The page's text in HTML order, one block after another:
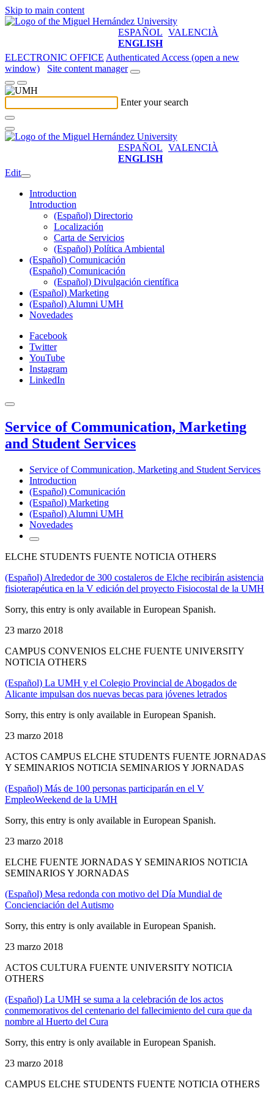
Skip to main content
ESPAÑOL VALENCIÀ
ENGLISH
ELECTRONIC OFFICE Authenticated Access (open a new
window)
Site content manager
Enter your search
ESPAÑOL VALENCIÀ
ENGLISH
Edit
Introduction
Introduction
(Español) Directorio
Localización
Carta de Servicios
(Español) Política Ambiental
(Español) Comunicación
(Español) Comunicación
(Español) Divulgación científica
(Español) Marketing
(Español) Alumni UMH
Novedades
Facebook
Twitter
YouTube
Instagram
LinkedIn
Service of Communication, Marketing
and Student Services
Service of Communication, Marketing and Student Services
Introduction
(Español) Comunicación
(Español) Marketing
(Español) Alumni UMH
Novedades
ELCHE STUDENTS FUENTE NOTICIA OTHERS
(Español) Alrededor de 300 costaleros de Elche recibirán asistencia
fisioterapéutica en la V edición del proyecto Fisiocostal de la UMH
Sorry, this entry is only available in European Spanish.
23 marzo 2018
CAMPUS CONVENIOS ELCHE FUENTE UNIVERSITY
NOTICIA OTHERS
(Español) La UMH y el Colegio Provincial de Abogados de
Alicante impulsan dos nuevas becas para jóvenes letrados
Sorry, this entry is only available in European Spanish.
23 marzo 2018
ACTOS CAMPUS ELCHE STUDENTS FUENTE JORNADAS
Y SEMINARIOS NOTICIA SEMINARIOS Y JORNADAS
(Español) Más de 100 personas participarán en el V
EmpleoWeekend de la UMH
Sorry, this entry is only available in European Spanish.
23 marzo 2018
ELCHE FUENTE JORNADAS Y SEMINARIOS NOTICIA
SEMINARIOS Y JORNADAS
(Español) Mesa redonda con motivo del Día Mundial de
Concienciación del Autismo
Sorry, this entry is only available in European Spanish.
23 marzo 2018
ACTOS CULTURA FUENTE UNIVERSITY NOTICIA
OTHERS
(Español) La UMH se suma a la celebración de los actos
conmemorativos del centenario del fallecimiento del cura que da
nombre al Huerto del Cura
Sorry, this entry is only available in European Spanish.
23 marzo 2018
CAMPUS ELCHE STUDENTS FUENTE NOTICIA OTHERS